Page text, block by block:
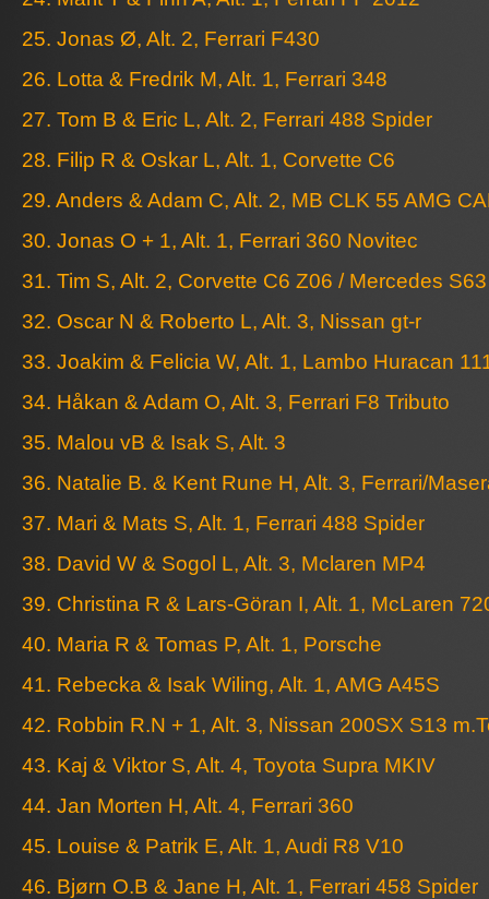
25. Jonas Ø, Alt. 2, Ferrari F430
26. Lotta & Fredrik M, Alt. 1, Ferrari 348
27. Tom B & Eric L, Alt. 2, Ferrari 488 Spider
28. Filip R & Oskar L, Alt. 1, Corvette C6
29. Anders & Adam C, Alt. 2, MB CLK 55 AMG
30. Jonas O + 1, Alt. 1, Ferrari 360 Novitec
31. Tim S, Alt. 2, Corvette C6 Z06 / Mercedes
32. Oscar N & Roberto L, Alt. 3, Nissan gt-r
33. Joakim & Felicia W, Alt. 1, Lambo Huracan
34. Håkan & Adam O, Alt. 3, Ferrari F8 Tributo
35. Malou vB & Isak S, Alt. 3
36. Natalie B. & Kent Rune H, Alt. 3, Ferrari/
37. Mari & Mats S, Alt. 1, Ferrari 488 Spider
38. David W & Sogol L, Alt. 3, Mclaren MP4
39. Christina R & Lars-Göran I, Alt. 1, McLaren
40. Maria R & Tomas P, Alt. 1, Porsche
41. Rebecka & Isak Wiling, Alt. 1, AMG A45S
42. Robbin R.N + 1, Alt. 3, Nissan 200SX S13
43. Kaj & Viktor S, Alt. 4, Toyota Supra MKIV
44. Jan Morten H, Alt. 4, Ferrari 360
45. Louise & Patrik E, Alt. 1, Audi R8 V10
46. Bjørn O.B & Jane H, Alt. 1, Ferrari 458 Spider